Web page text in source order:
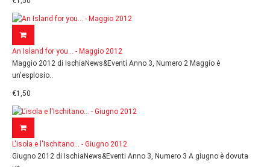
An Island for you... - Maggio 2012
Maggio 2012 di IschiaNews&Eventi Anno 3, Numero 2 Maggio è
un'esplosio..
€1,50
L'isola e l'Ischitano... - Giugno 2012
Giugno 2012 di IschiaNews&Eventi Anno 3, Numero 3 A giugno è dovuta